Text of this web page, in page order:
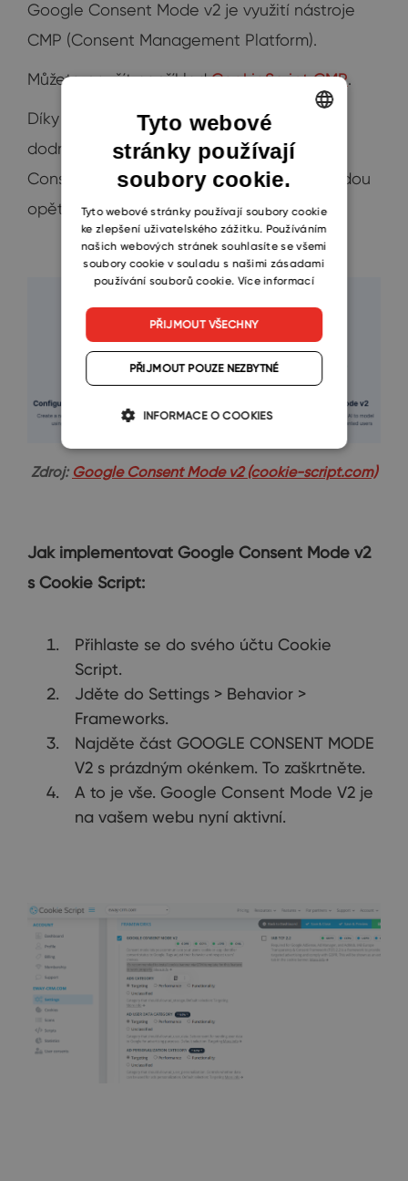
Google Consent Mode v2 je využití nástroje
CMP (Consent Management Platform).
Můžete použít napříkladCookieScript CMP.
Díky CMP se dostaneme na úroveň, na níž
dodržíme požadavky nové verze Google
Consent Mode v2. A naše statistiky tak budou
opět ukazovat přesná čísla.
Zdroj: Google Consent Mode v2 (cookie-script.com)
Jak implementovat Google Consent Mode v2
s Cookie Script:
Přihlaste se do svého účtu Cookie
Script.
Jděte do Settings > Behavior >
Frameworks.
Najděte část GOOGLE CONSENT MODE
V2 s prázdným okénkem. To zaškrtněte.
A to je vše. Google Consent Mode V2 je
na vašem webu nyní aktivní.
ENGLISH
CZECH
SLOVAK
Tyto webové
stránky používají
soubory cookie.
Tyto webové stránky používají soubory cookie
ke zlepšení uživatelského zážitku. Používáním
našich webových stránek souhlasíte se všemi
soubory cookie v souladu s našimi zásadami
používání souborů cookie. Více informací
PŘIJMOUT VŠECHNY
PŘIJMOUT POUZE NEZBYTNÉ
INFORMACE O COOKIES